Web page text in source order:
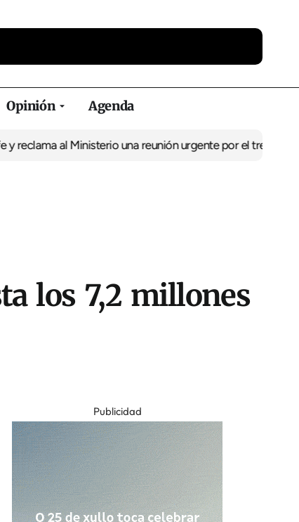
Opinión Agenda
al Ministerio una reunión urgente por el trenEl BNG
los 7,2 millones
Publicidad